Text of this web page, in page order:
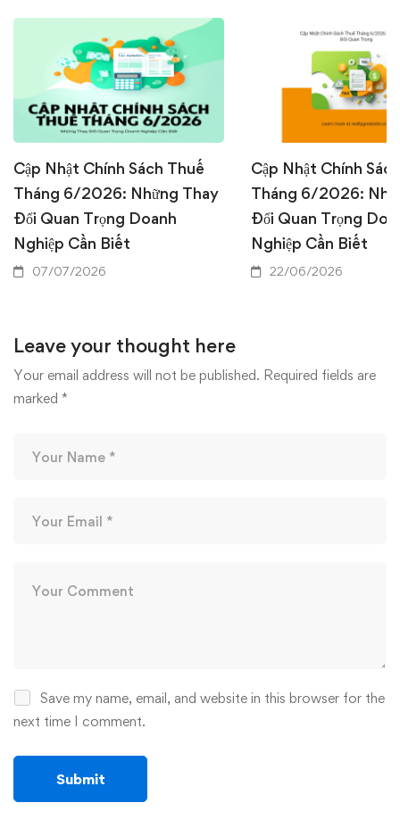
Cập Nhật Chính Sách Thuế
Tháng 6/2026: Những Thay
Đổi Quan Trọng Doanh
Nghiệp Cần Biết
07/07/2026
Cập Nhật Chính
Tháng 6/2026:
Đổi Quan Trọng
Nghiệp Cần Biết
22/06/2026
Leave your thought here
Your email address will not be published. Required fields are
marked *
Save my name, email, and website in this browser for the
next time I comment.